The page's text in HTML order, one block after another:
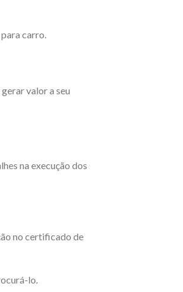
carro.
valor a seu
na execução dos
no certificado de
lo.